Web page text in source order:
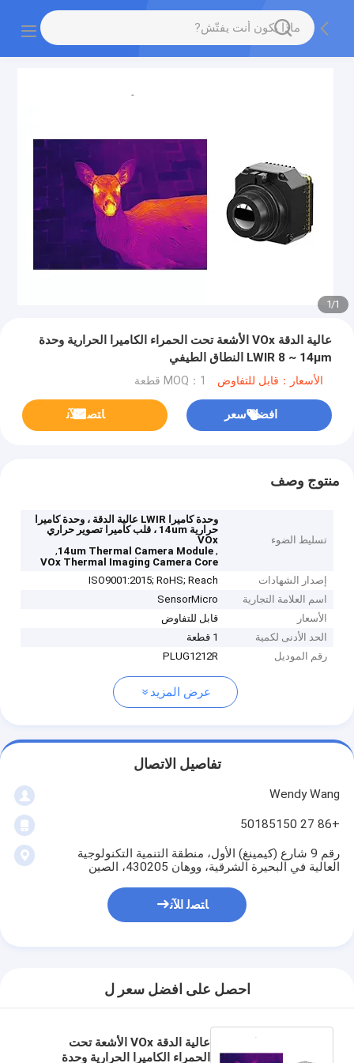
1
/
1
عالية الدقة VOx الأشعة تحت الحمراء الكاميرا الحرارية وحدة
LWIR 8 ~ 14μm النطاق الطيفي
الأسعار：قابل للتفاوض MOQ：1 قطعة
افضل سعر ﺎﺘﺼﻟ ﺍﻶﻧ
منتوج وصف
تسليط الضوء
وحدة كاميرا LWIR عالية الدقة ، وحدة كاميرا
حرارية 14um ، قلب كاميرا تصوير حراري
VOx
,
14um Thermal Camera Module
,
VOx Thermal Imaging Camera Core
إصدار الشهادات
ISO9001:2015; RoHS; Reach
اسم العلامة التجارية
SensorMicro
الأسعار
قابل للتفاوض
الحد الأدنى لكمية
1 قطعة
رقم الموديل
PLUG1212R
عرض المزيد
تفاصيل الاتصال
Wendy Wang
+86 27 50185150
رقم 9 شارع (كيمينغ) الأول، منطقة التنمية التكنولوجية
العالية في البحيرة الشرقية، ووهان 430205، الصين
ﺎﺘﺼﻟ ﺍﻶﻧ
احصل على افضل سعر ل
عالية الدقة VOx الأشعة تحت
الحمراء الكاميرا الحرارية وحدة